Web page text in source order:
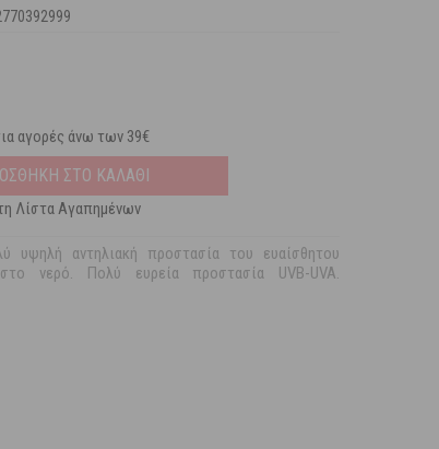
αγορές άνω των 39€
ΣΤΟ ΚΑΛΑΘΙ
Λίστα Αγαπημένων
υψηλή αντηλιακή προστασία του ευαίσθητου
νερό. Πολύ ευρεία προστασία UVB-UVA.